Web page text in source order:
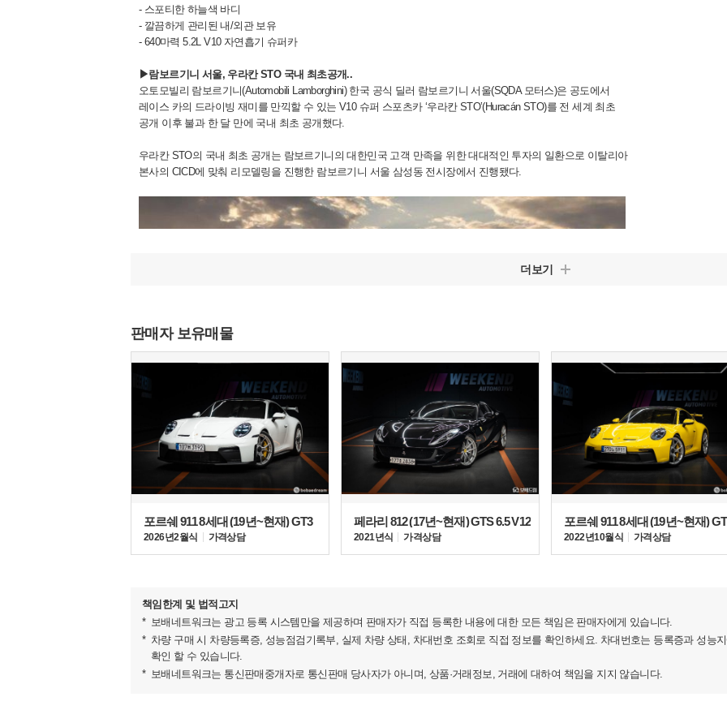
- 스포티한 하늘색 바디
- 깔끔하게 관리된 내/외관 보유
- 640마력 5.2L V10 자연흡기 슈퍼카
▶람보르기니 서울, 우라칸 STO 국내 최초공개..
오토모빌리 람보르기니(Automobili Lamborghini) 한국 공식 딜러 람보르기니 서울(SQDA 모터스)은 공도에서
레이스 카의 드라이빙 재미를 만끽할 수 있는 V10 슈퍼 스포츠카 ‘우라칸 STO’(Huracán STO)를 전 세계 최초
공개 이후 불과 한 달 만에 국내 최초 공개했다.
우라칸 STO의 국내 최초 공개는 람보르기니의 대한민국 고객 만족을 위한 대대적인 투자의 일환으로 이탈리아
본사의 CICD에 맞춰 리모델링을 진행한 람보르기니 서울 삼성동 전시장에서 진행됐다.
우라칸 STO의 자연흡기 V10 엔진은 최고 출력 640마력, 최대 토크 57.7kg∙m(@6,500rpm)을 발휘한다. 람보르기니
고유의 경량화 기술에 힘입어 공차중량이 1,339kg에 불과해 출력 대 중량비(weight-to-power ratio)가 2.09kg/hp
페오(Trofeo), 피오자(Pioggia)를 탑재했다.
더보기
판매자 보유매물
포르쉐 911 8세대 (19년~현재) GT3
2026년 2월식 가격상담
페라리 812 (17년~현재) GTS 6.5 V12
2021년식 가격상담
포르쉐 911 8세대 (19년~현재)
2022년 10월식 가격상담
책임한계 및 법적고지
보배네트워크는 광고 등록 시스템만을 제공하며 판매자가 직접 등록한 내용에 대한 모든 책임은 판매자에게 있습니다.
차량 구매 시 차량등록증, 성능점검기록부, 실제 차량 상태, 차대번호 조회로 직접 정보를 확인하세요. 차대번호는 등록증과 성능
확인 할 수 있습니다.
보배네트워크는 통신판매중개자로 통신판매 당사자가 아니며, 상품·거래정보, 거래에 대하여 책임을 지지 않습니다.